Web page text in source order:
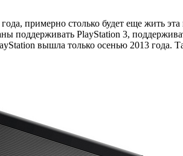
примерно столько будет еще жить эта
поддерживать PlayStation 3,
вышла только осенью 2013 года.